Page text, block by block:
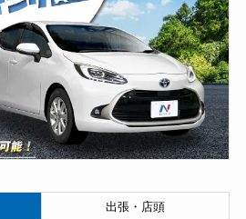
出張・店頭